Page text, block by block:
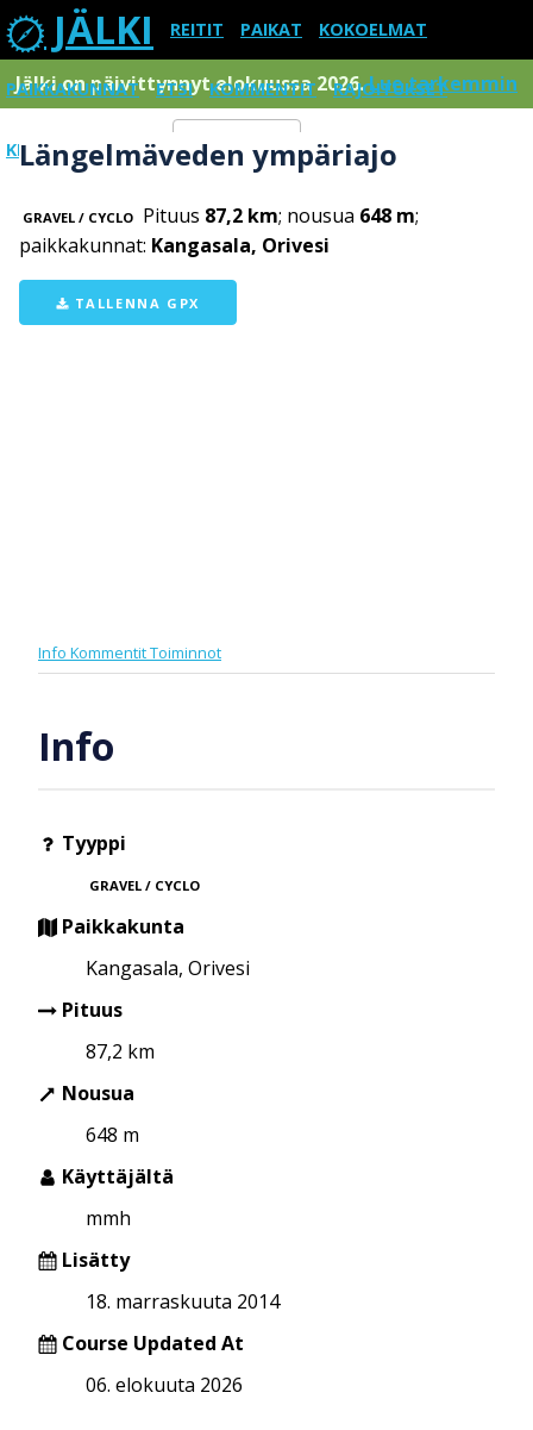
JÄLKI REITIT PAIKAT KOKOELMAT
PAIKKAKUNNAT ETSI KOMMENTIT RAJOITUKSET
KIRJAUDU SISÄÄN Menu
Jälki on päivittynnyt elokuussa 2026.Lue tarkemmin
Längelmäveden ympäriajo
GRAVEL / CYCLO Pituus 87,2 km; nousua 648 m;
paikkakunnat: Kangasala, Orivesi
TALLENNA GPX
Info KommentitToiminnot
Info
Tyyppi
GRAVEL / CYCLO
Paikkakunta
Kangasala, Orivesi
Pituus
87,2 km
Nousua
648 m
Käyttäjältä
mmh
Lisätty
18. marraskuuta 2014
Course Updated At
06. elokuuta 2026